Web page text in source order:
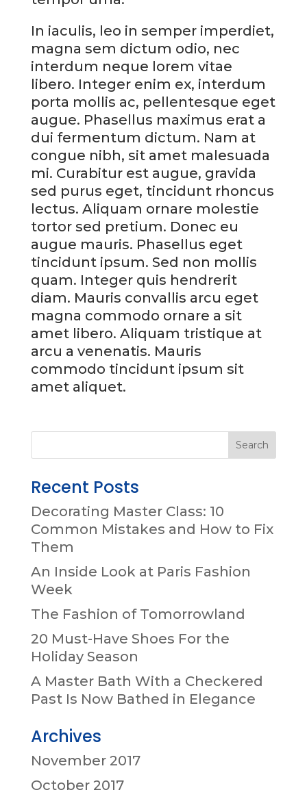
In iaculis, leo in semper imperdiet,
magna sem dictum odio, nec
interdum neque lorem vitae
libero. Integer enim ex, interdum
porta mollis ac, pellentesque eget
augue. Phasellus maximus erat a
dui fermentum dictum. Nam at
congue nibh, sit amet malesuada
mi. Curabitur est augue, gravida
sed purus eget, tincidunt rhoncus
lectus. Aliquam ornare molestie
tortor sed pretium. Donec eu
augue mauris. Phasellus eget
tincidunt ipsum. Sed non mollis
quam. Integer quis hendrerit
diam. Mauris convallis arcu eget
magna commodo ornare a sit
amet libero. Aliquam tristique at
arcu a venenatis. Mauris
commodo tincidunt ipsum sit
amet aliquet.
Recent Posts
Decorating Master Class: 10
Common Mistakes and How to Fix
Them
An Inside Look at Paris Fashion
Week
The Fashion of Tomorrowland
20 Must-Have Shoes For the
Holiday Season
A Master Bath With a Checkered
Past Is Now Bathed in Elegance
Archives
November 2017
October 2017